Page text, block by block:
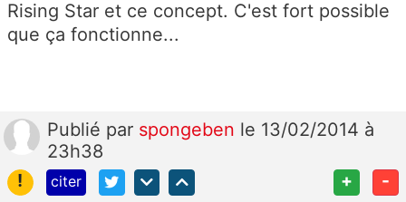
Rising Star et ce concept. C'est fort possible
que ça fonctionne...
Publié par spongeben le 13/02/2014 à
23h38
!
citer + -